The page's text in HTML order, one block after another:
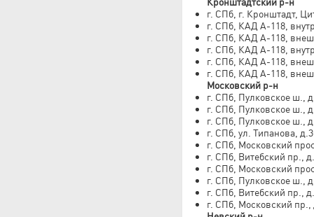
г. СПб, г. Кронштадт,
г. СПб, КАД А-118,
г. СПб, КАД А-118,
г. СПб, КАД А-118,
г. СПб, КАД А-118,
г. СПб, КАД А-118,
Московский р-н
г. СПб, Пулковское ш.,
г. СПб, Пулковское ш.,
г. СПб, Пулковское ш.,
г. СПб, ул. Типанова,
г. СПб, Московский
г. СПб, Витебский пр.,
г. СПб, Московский
г. СПб, Пулковское ш.,
г. СПб, Витебский пр.,
г. СПб, Московский пр.,